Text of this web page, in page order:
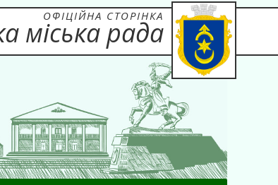
ОФІЦІЙНА СТОРІНКА
міська рада